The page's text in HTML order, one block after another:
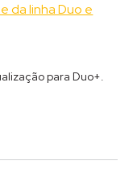
da linha Duo e
para Duo+.